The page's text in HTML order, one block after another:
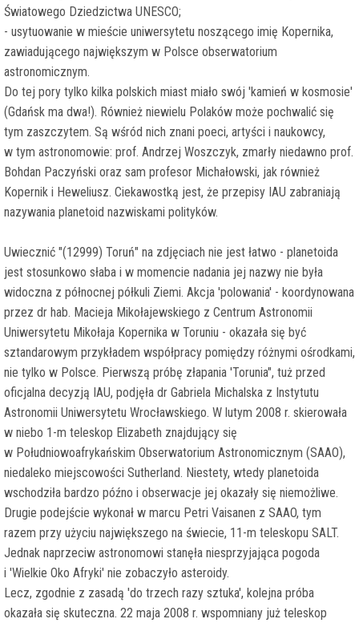
Światowego Dziedzictwa UNESCO;
- usytuowanie w mieście uniwersytetu noszącego imię Kopernika,
zawiadującego największym w Polsce obserwatorium
astronomicznym.
Do tej pory tylko kilka polskich miast miało swój 'kamień w kosmosie'
(Gdańsk ma dwa!). Również niewielu Polaków może pochwalić się
tym zaszczytem. Są wśród nich znani poeci, artyści i naukowcy,
w tym astronomowie: prof. Andrzej Woszczyk, zmarły niedawno prof.
Bohdan Paczyński oraz sam profesor Michałowski, jak również
Kopernik i Heweliusz. Ciekawostką jest, że przepisy IAU zabraniają
nazywania planetoid nazwiskami polityków.
Uwiecznić "(12999) Toruń" na zdjęciach nie jest łatwo - planetoida
jest stosunkowo słaba i w momencie nadania jej nazwy nie była
widoczna z północnej półkuli Ziemi. Akcja 'polowania' - koordynowana
przez dr hab. Macieja Mikołajewskiego z Centrum Astronomii
Uniwersytetu Mikołaja Kopernika w Toruniu - okazała się być
sztandarowym przykładem współpracy pomiędzy różnymi ośrodkami,
nie tylko w Polsce. Pierwszą próbę złapania 'Torunia", tuż przed
oficjalna decyzją IAU, podjęła dr Gabriela Michalska z Instytutu
Astronomii Uniwersytetu Wrocławskiego. W lutym 2008 r. skierowała
w niebo 1-m teleskop Elizabeth znajdujący się
w Południowoafrykańskim Obserwatorium Astronomicznym (SAAO),
niedaleko miejscowości Sutherland. Niestety, wtedy planetoida
wschodziła bardzo późno i obserwacje jej okazały się niemożliwe.
Drugie podejście wykonał w marcu Petri Vaisanen z SAAO, tym
razem przy użyciu największego na świecie, 11-m teleskopu SALT.
Jednak naprzeciw astronomowi stanęła niesprzyjająca pogoda
i 'Wielkie Oko Afryki' nie zobaczyło asteroidy.
Lecz, zgodnie z zasadą 'do trzech razy sztuka', kolejna próba
okazała się skuteczna. 22 maja 2008 r. wspomniany już teleskop